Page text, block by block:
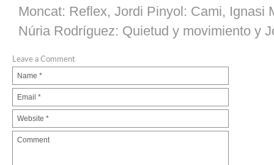
Moncat: Reflex, Jordi Pinyol: Cami, Ignasi
Núria Rodríguez: Quietud y movimiento y
Leave a Comment